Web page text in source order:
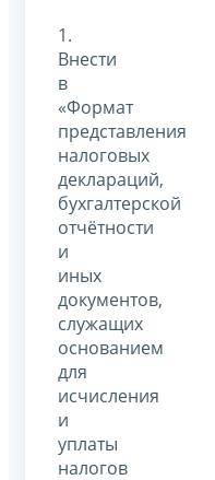
1.
Внести
в
«Формат
представления
налоговых
деклараций,
бухгалтерской
отчётности
и
иных
документов,
служащих
основанием
для
исчисления
и
уплаты
налогов